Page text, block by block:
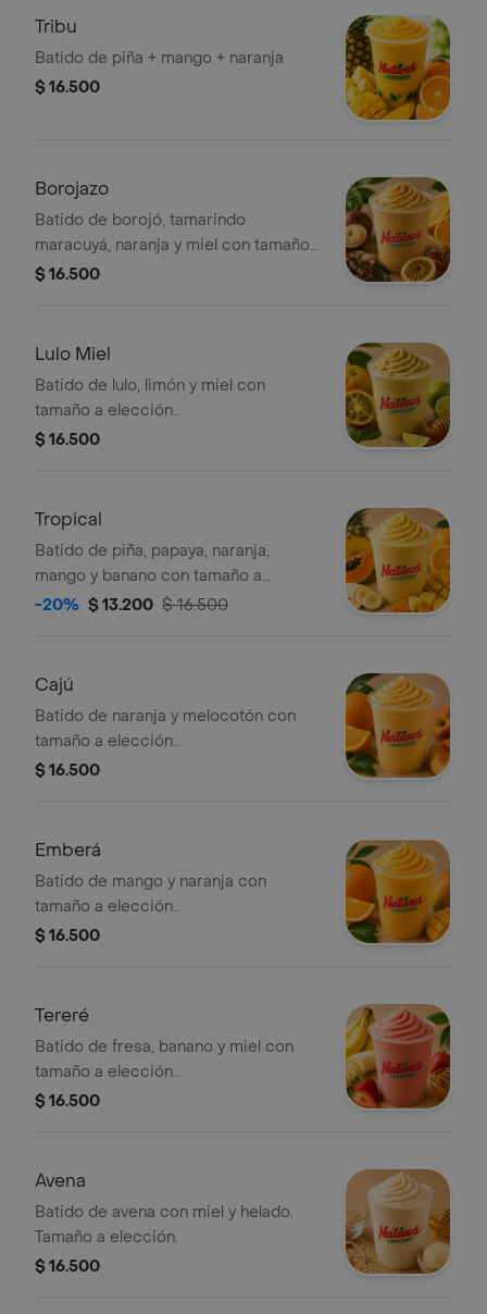
Tribu
Batido de piña + mango + naranja
$ 16.500
Borojazo
Batido de borojó, tamarindo
maracuyá, naranja y miel con tamaño
a elección..
$ 16.500
Lulo Miel
Batido de lulo, limón y miel con
tamaño a elección..
$ 16.500
Tropical
Batido de piña, papaya, naranja,
mango y banano con tamaño a
elección..
-20% $ 13.200 $ 16.500
Cajú
Batido de naranja y melocotón con
tamaño a elección..
$ 16.500
Emberá
Batido de mango y naranja con
tamaño a elección..
$ 16.500
Tereré
Batido de fresa, banano y miel con
tamaño a elección..
$ 16.500
Avena
Batido de avena con miel y helado.
Tamaño a elección.
$ 16.500